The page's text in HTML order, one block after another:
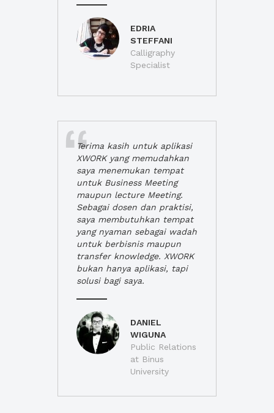
EDRIA
STEFFANI
Calligraphy
Specialist
Terima kasih untuk aplikasi
XWORK yang memudahkan
saya menemukan tempat
untuk Business Meeting
maupun lecture Meeting.
Sebagai dosen dan praktisi,
saya membutuhkan tempat
yang nyaman sebagai wadah
untuk berbisnis maupun
transfer knowledge. XWORK
bukan hanya aplikasi, tapi
solusi bagi saya.
DANIEL
WIGUNA
Public Relations
at Binus
University